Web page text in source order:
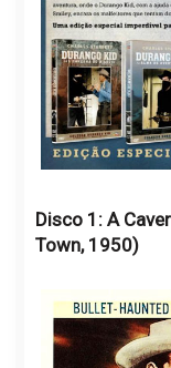
Disco 1: A
Town, 1950)